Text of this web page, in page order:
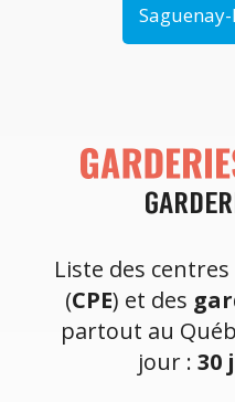
Liste des
(CPE) et des
partout au
jour : 30